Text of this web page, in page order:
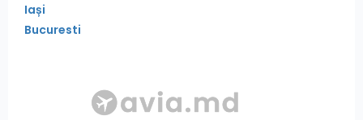
Iași
Bucuresti